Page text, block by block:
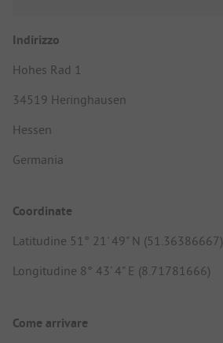
Indirizzo
Hohes Rad 1
34519 Heringhausen
Hessen
Germania
Coordinate
Latitudine 51° 21' 49" N (51.36386667)
Longitudine 8° 43' 4" E (8.71781666)
Come arrivare